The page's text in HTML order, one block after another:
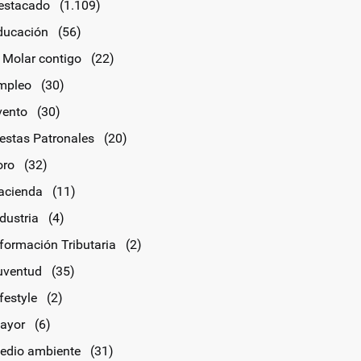
(1.109)
(56)
Molar contigo
(22)
(30)
(30)
Patronales
(20)
(32)
(11)
(4)
Tributaria
(2)
(35)
(2)
(6)
ambiente
(31)